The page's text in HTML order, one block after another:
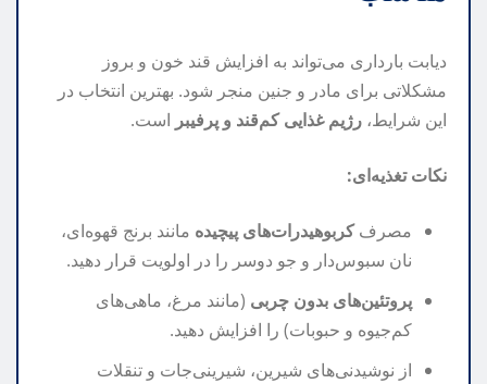
دیابت بارداری می‌تواند به افزایش قند خون و بروز
مشکلاتی برای مادر و جنین منجر شود. بهترین انتخاب در
این شرایط، رژیم غذایی کم‌قند و پرفیبر است.
نکات تغذیه‌ای:
مصرفکربوهیدرات‌های پیچیده مانند برنج قهوه‌ای،
نان سبوس‌دار و جو دوسر را در اولویت قرار دهید.
پروتئین‌های بدون چربی (مانند مرغ، ماهی‌های
کم‌جیوه و حبوبات) را افزایش دهید.
از نوشیدنی‌های شیرین، شیرینی‌جات و تنقلات